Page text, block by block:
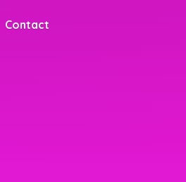
Contact